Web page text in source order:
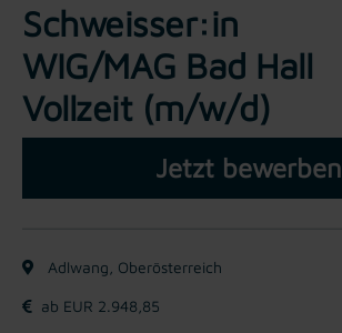
Schweisser:in
WIG/MAG Bad Hall
Vollzeit (m/w/d)
Jetzt bewerben
Adlwang, Oberösterreich
ab EUR 2.948,85